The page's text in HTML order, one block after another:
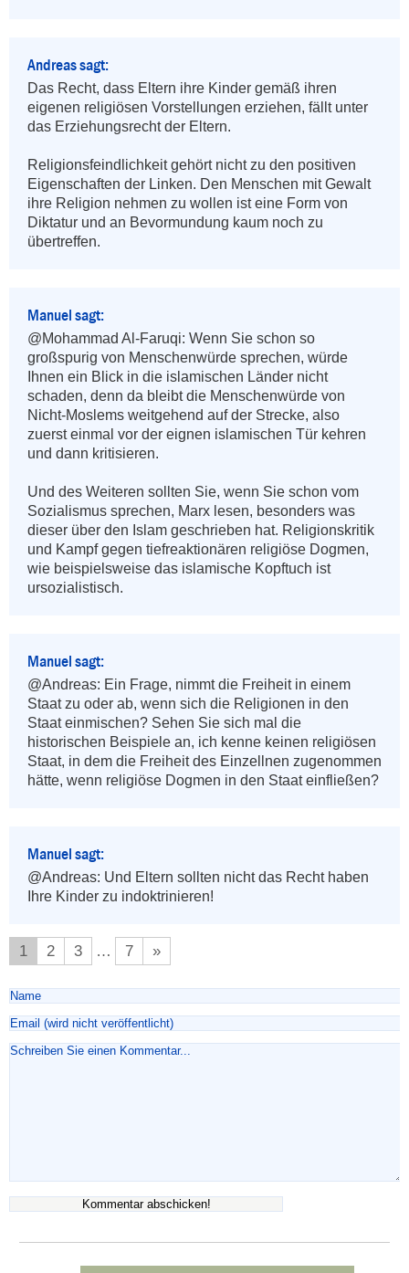
Andreas sagt:
Das Recht, dass Eltern ihre Kinder gemäß ihren
eigenen religiösen Vorstellungen erziehen, fällt unter
das Erziehungsrecht der Eltern.
Religionsfeindlichkeit gehört nicht zu den positiven
Eigenschaften der Linken. Den Menschen mit Gewalt
ihre Religion nehmen zu wollen ist eine Form von
Diktatur und an Bevormundung kaum noch zu
übertreffen.
Manuel sagt:
@Mohammad Al-Faruqi: Wenn Sie schon so
großspurig von Menschenwürde sprechen, würde
Ihnen ein Blick in die islamischen Länder nicht
schaden, denn da bleibt die Menschenwürde von
Nicht-Moslems weitgehend auf der Strecke, also
zuerst einmal vor der eignen islamischen Tür kehren
und dann kritisieren.
Und des Weiteren sollten Sie, wenn Sie schon vom
Sozialismus sprechen, Marx lesen, besonders was
dieser über den Islam geschrieben hat. Religionskritik
und Kampf gegen tiefreaktionären religiöse Dogmen,
wie beispielsweise das islamische Kopftuch ist
ursozialistisch.
Manuel sagt:
@Andreas: Ein Frage, nimmt die Freiheit in einem
Staat zu oder ab, wenn sich die Religionen in den
Staat einmischen? Sehen Sie sich mal die
historischen Beispiele an, ich kenne keinen religiösen
Staat, in dem die Freiheit des Einzellnen zugenommen
hätte, wenn religiöse Dogmen in den Staat einfließen?
Manuel sagt:
@Andreas: Und Eltern sollten nicht das Recht haben
Ihre Kinder zu indoktrinieren!
1 2 3 … 7 »